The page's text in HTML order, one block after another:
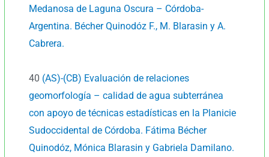
Medanosa de Laguna Oscura – Córdoba-
Argentina. Bécher Quinodóz F., M. Blarasin y A.
Cabrera.
40 (AS)-(CB) Evaluación de relaciones
geomorfología – calidad de agua subterránea
con apoyo de técnicas estadísticas en la Planicie
Sudoccidental de Córdoba. Fátima Bécher
Quinodóz, Mónica Blarasin y Gabriela Damilano.